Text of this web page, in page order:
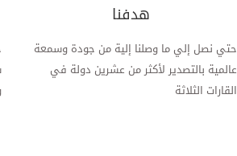
هدفنا
حتي نصل إلي ما وصلنا إلية من جودة وسمعة
عالمية بالتصدير لأكثر من عشرين دولة في
القارات الثلاثة